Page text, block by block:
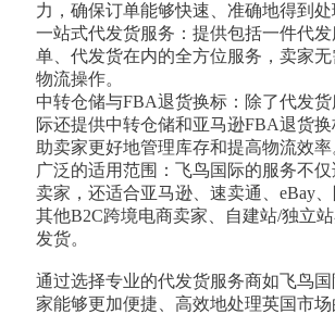
力，确保订单能够快速、准确地得到处
一站式代发货服务：提供包括一件代
单、代发货在内的全方位服务，卖家
物流操作。
中转仓储与FBA退货换标：除了代发货
际还提供中转仓储和亚马逊FBA退货
助卖家更好地管理库存和提高物流效率
广泛的适用范围：飞鸟国际的服务不
卖家，还适合亚马逊、速卖通、eBay
其他B2C跨境电商卖家、自建站/独立
发货。
通过选择专业的代发货服务商如飞鸟
家能够更加便捷、高效地处理英国市场